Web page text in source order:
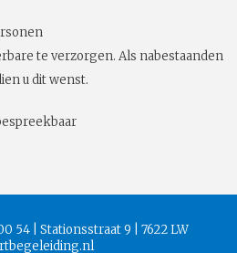
te verzorgen. Als nabestaanden
u dit wenst.
54 | Stationsstraat 9 | 7622 LW